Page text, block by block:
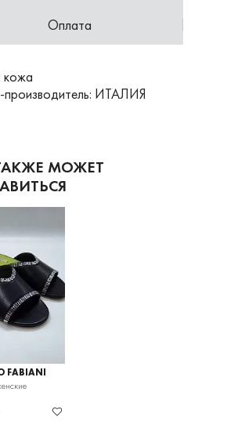
Оплата
кожа
ИТАЛИЯ
МОЖЕТ
FABIANI